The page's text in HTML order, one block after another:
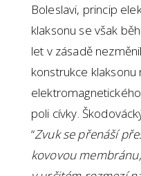
Boleslavi, princip
klaksonu se však
let v zásadě
konstrukce klaksonu
poli cívky.
“Zvuk se přenáší
kovovou